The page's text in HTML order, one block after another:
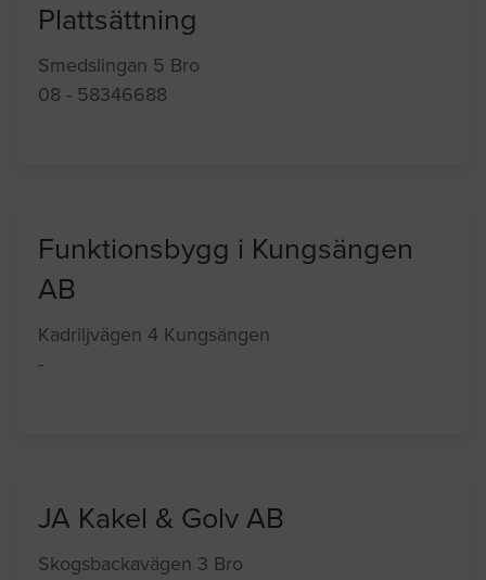
Plattsättning
Smedslingan 5 Bro
08 - 58346688
Funktionsbygg i Kungsängen
AB
Kadriljvägen 4 Kungsängen
-
JA Kakel & Golv AB
Skogsbackavägen 3 Bro